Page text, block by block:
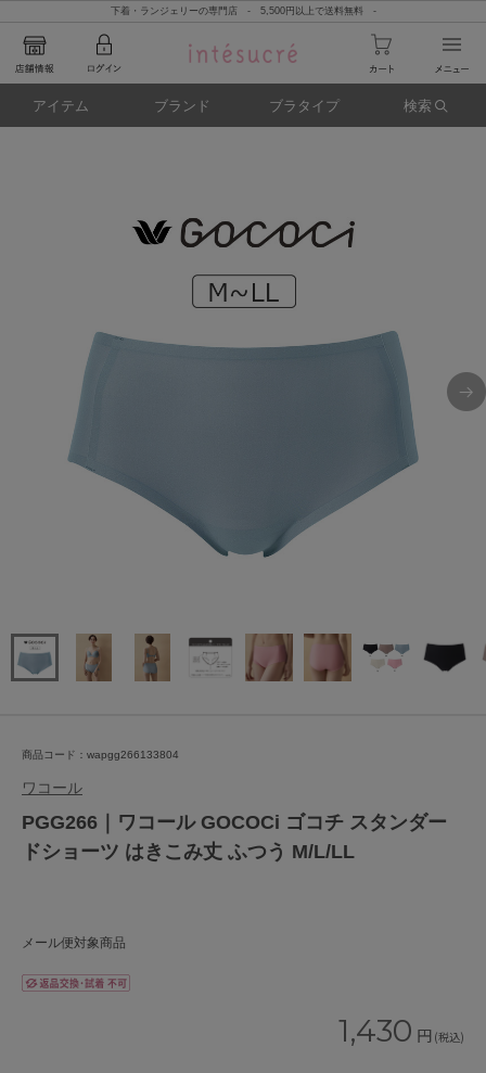
下着・ランジェリーの専門店 - 5,500円以上で送料無料 -
アイテム ブランド ブラタイプ 検索
商品コード：wapgg266133804
ワコール
PGG266｜ワコール GOCOCi ゴコチ スタンダー
ドショーツ はきこみ丈 ふつう M/L/LL
メール便対象商品
1,430 円 (税込)